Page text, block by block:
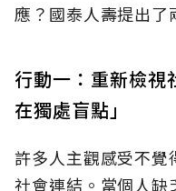
應？國泰人壽提出了
行動一：重新檢視
在獨處盲點」
許多人主觀感受不覺
社會連結。當個人缺